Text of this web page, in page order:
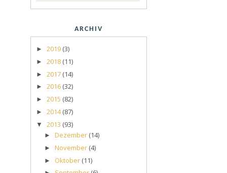
ARCHIV
► 2019 (3)
► 2018 (11)
► 2017 (14)
► 2016 (32)
► 2015 (82)
► 2014(87)
▼ 2013 (93)
► Dezember (14)
► November (4)
► Oktober (11)